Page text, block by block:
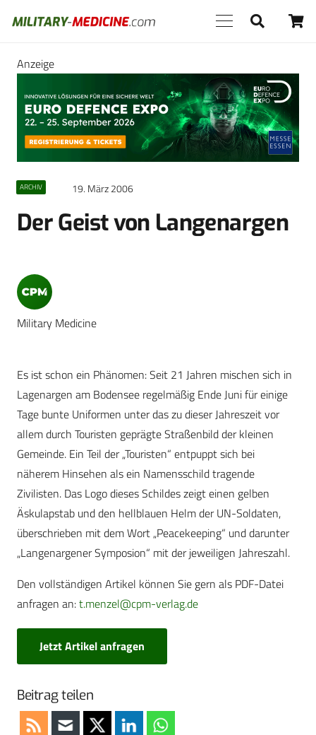
Anzeige
ARCHIV 19. März 2006
Der Geist von Langenargen
Military Medicine
Es ist schon ein Phänomen: Seit 21 Jahren mischen sich in
Lagenargen am Bodensee regelmäßig Ende Juni für einige
Tage bunte Uniformen unter das zu dieser Jahreszeit vor
allem durch Touristen geprägte Straßenbild der kleinen
Gemeinde. Ein Teil der „Touristen“ entpuppt sich bei
näherem Hinsehen als ein Namensschild tragende
Zivilisten. Das Logo dieses Schildes zeigt einen gelben
Äskulapstab und den hellblauen Helm der UN-Soldaten,
überschrieben mit dem Wort „Peacekeeping“ und darunter
„Langenargener Symposion“ mit der jeweiligen Jahreszahl.
Den vollständigen Artikel können Sie gern als PDF-Datei
anfragen an:t.menzel@cpm-verlag.de
Jetzt Artikel anfragen
Beitrag teilen